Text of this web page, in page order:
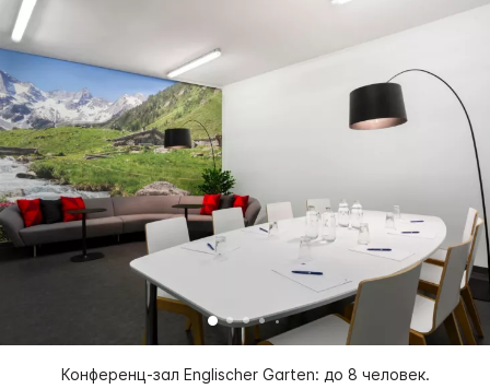
Конференц-зал Englischer Garten: до 8 человек.